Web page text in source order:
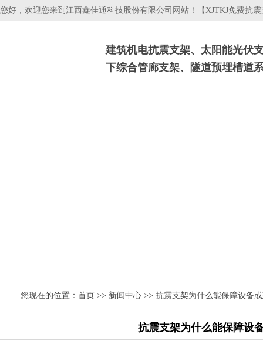
您好，欢迎您来到江西鑫佳通科技股份有限公司网站！【XJTKJ免费抗
建筑机电抗震支架、太阳能光伏
下综合管廊支架、隧道预埋槽道
您现在的位置： 首页 >> 新闻中心 >> 抗震支架为什么能保障设备
抗震支架为什么能保障设